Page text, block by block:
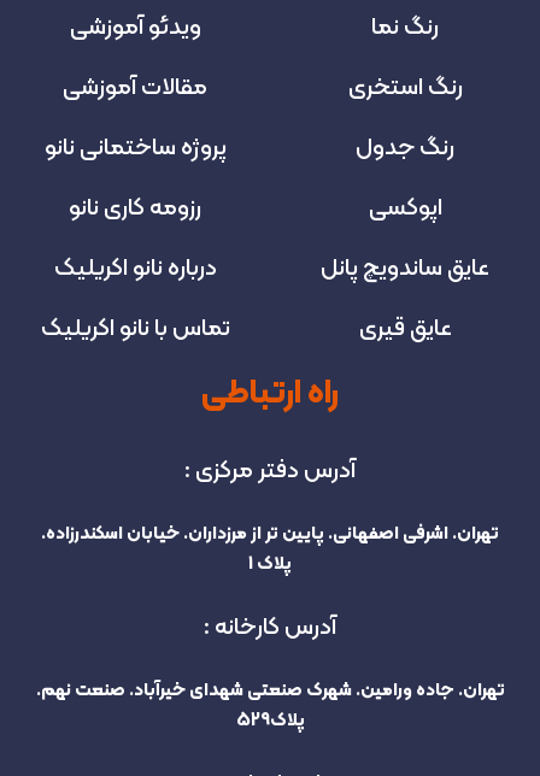
رنگ نما
رنگ استخری
رنگ جدول
اپوکسی
عایق ساندویچ پانل
عایق قیری
ویدئو آموزشی
مقالات آموزشی
پروژه‌ ساختمانی نانو
رزومه کاری نانو
درباره نانو اکریلیک
تماس با نانو اکریلیک
راه ارتباطی
آدرس دفتر مرکزی :
تهران. اشرفی اصفهانی. پایین تر از مرزداران. خیابان اسکندرزاده.
پلاک 1
آدرس کارخانه :
تهران. جاده ورامین. شهرک صنعتی شهدای خیرآباد. صنعت نهم.
پلاک529